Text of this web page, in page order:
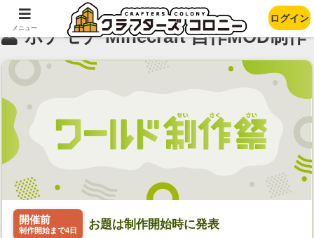
ポチモチ Minecraft 自作MOD制作
開催前
制作開始まで4日 お題は制作開始時に発表
メニュー
ログイン